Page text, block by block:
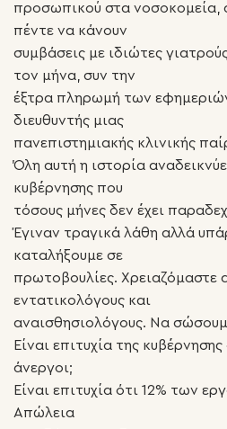
προσωπικού στα νοσοκομεία,
πέντε να κάνουν
συμβάσεις με ιδιώτες
τον μήνα, συν την
έξτρα πληρωμή των
διευθυντής μιας
πανεπιστημιακής κλινικής
Όλη αυτή η ιστορία
κυβέρνησης που
τόσους μήνες δεν έχει
Έγιναν τραγικά λάθη αλλά
καταλήξουμε σε
πρωτοβουλίες. Χρειαζόμαστε
εντατικολόγους και
αναισθησιολόγους. Να
Είναι επιτυχία της
άνεργοι;
Είναι επιτυχία ότι 12% των
Απώλεια